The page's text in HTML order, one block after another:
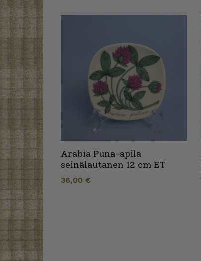
Arabia Puna-apila
seinälautanen 12 cm ET
36,00 €